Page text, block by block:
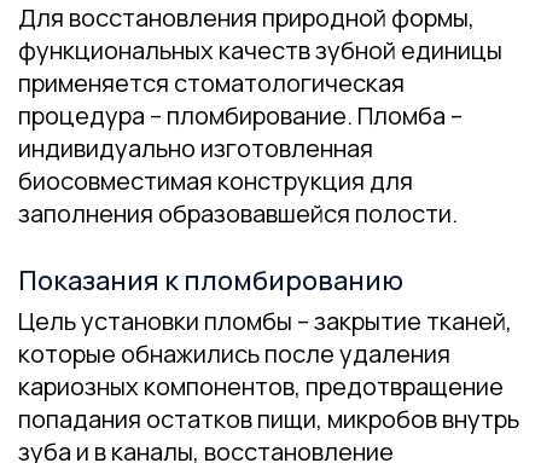
Для восстановления природной формы,
функциональных качеств зубной единицы
применяется стоматологическая
процедура – пломбирование. Пломба –
индивидуально изготовленная
биосовместимая конструкция для
заполнения образовавшейся полости.
Показания к пломбированию
Цель установки пломбы – закрытие тканей,
которые обнажились после удаления
кариозных компонентов, предотвращение
попадания остатков пищи, микробов внутрь
зуба и в каналы, восстановление